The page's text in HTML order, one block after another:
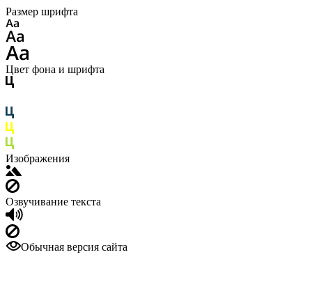
Размер шрифта
Цвет фона и шрифта
Изображения
Озвучивание текста
Обычная версия сайта